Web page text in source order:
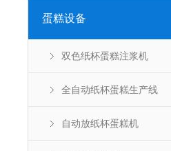
蛋糕设备
双色纸杯蛋糕注浆机
全自动纸杯蛋糕生产线
自动放纸杯蛋糕机